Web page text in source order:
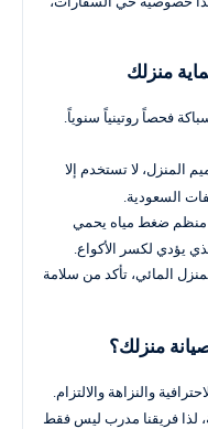
منزلك
فحصاً روتينياً سنوياً.
المنزل، لا تستخدم إلا
السعودية.
منظم ضغط مياه يحمي
يؤدي لكسر الأكواع.
المائي، تأكد من سلامة
منزلك؟
والنزاهة والالتزام.
لذا فريقنا مدرب ليس فقط